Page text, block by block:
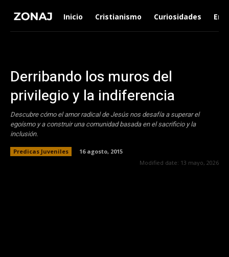
Inicio Cristianismo Curiosidades
Derribando los muros del
privilegio y la indiferencia
Descubre cómo el amor radical de Jesús nos desafía a superar el
egoísmo y a construir una comunidad basada en el sacrificio y la
inclusión.
Predicas Juveniles
16 agosto, 2015
Modified date: 13 mayo, 2026